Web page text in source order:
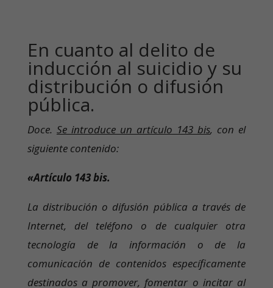
En cuanto al delito de
inducción al suicidio y su
distribución o difusión
pública.
Doce. Se introduce un artículo 143 bis, con el
siguiente contenido:
«Artículo 143 bis.
La distribución o difusión pública a través de
Internet, del teléfono o de cualquier otra
tecnología de la información o de la
comunicación de contenidos específicamente
destinados a promover, fomentar o incitar al